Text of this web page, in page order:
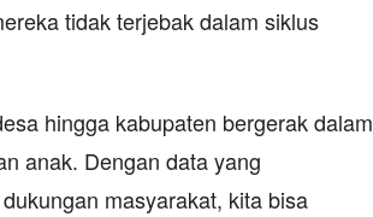
tidak terjebak dalam siklus
hingga kabupaten bergerak dalam
anak. Dengan data yang
masyarakat, kita bisa